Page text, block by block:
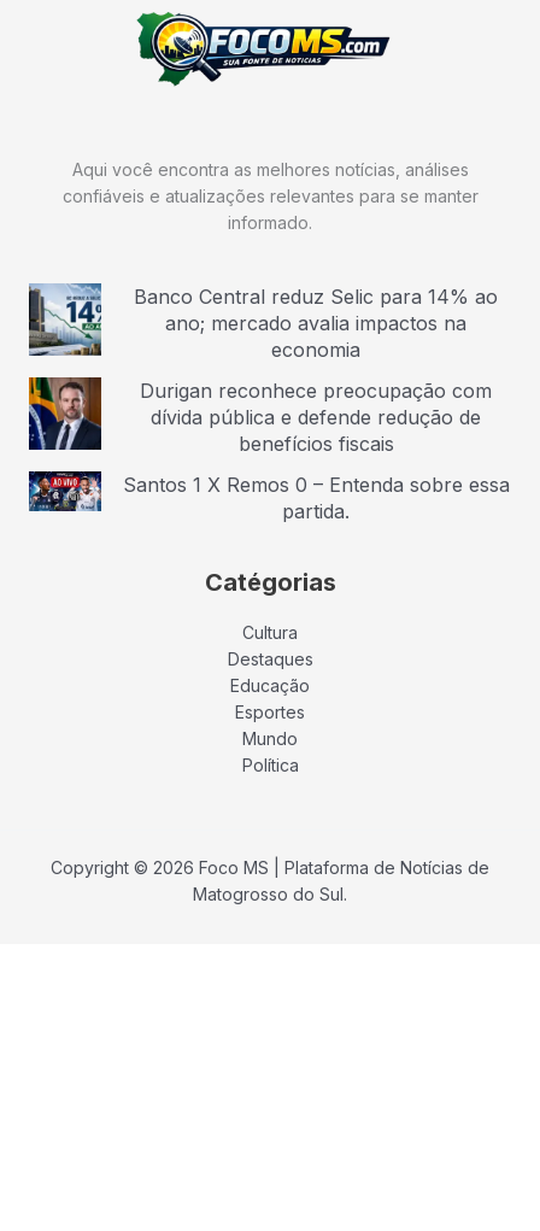
Aqui você encontra as melhores notícias, análises
confiáveis e atualizações relevantes para se manter
informado.
Banco Central reduz Selic para 14% ao
ano; mercado avalia impactos na
economia
Durigan reconhece preocupação com
dívida pública e defende redução de
benefícios fiscais
Santos 1 X Remos 0 – Entenda sobre essa
partida.
Catégorias
Cultura
Destaques
Educação
Esportes
Mundo
Política
Copyright © 2026 Foco MS | Plataforma de Notícias de
Matogrosso do Sul.